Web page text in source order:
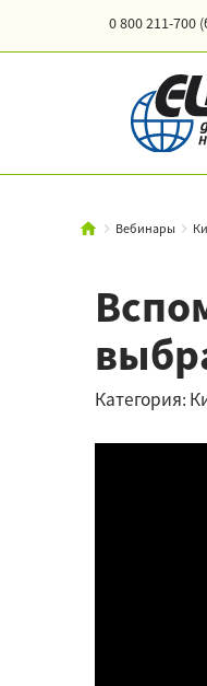
0 800 211-700
Вебинары
Категория: